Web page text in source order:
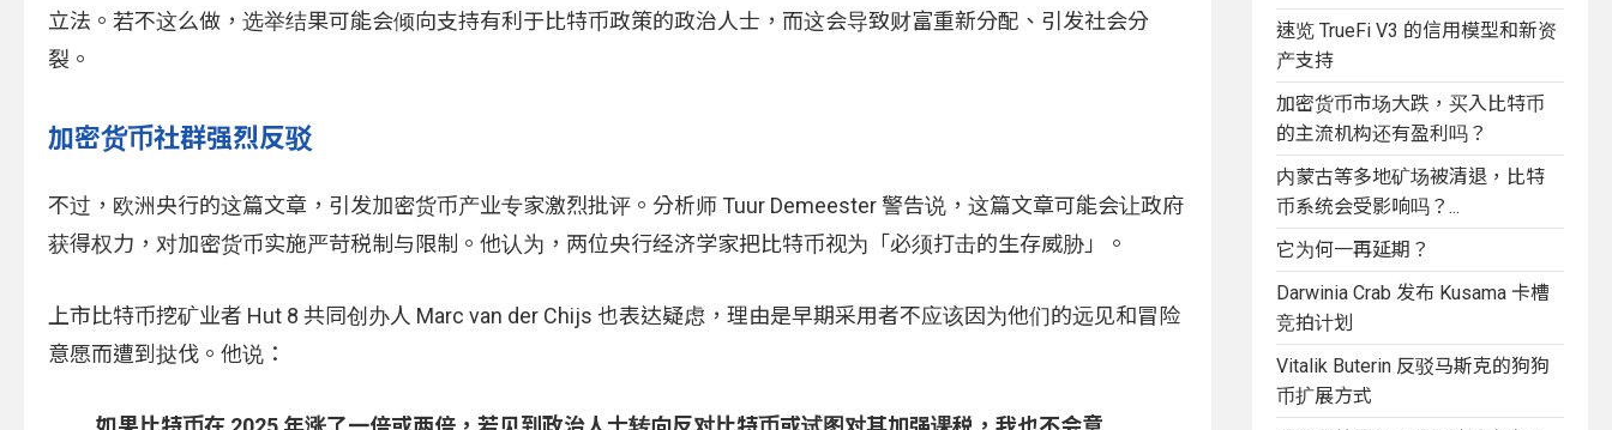
立法。若不这么做，选举结果可能会倾向支持有利于比特币政策的政治人士，而这会导致财富重新分配、引发社会分
裂。
加密货币社群强烈反驳
不过，欧洲央行的这篇文章，引发加密货币产业专家激烈批评。分析师 Tuur Demeester 警告说，这篇文章可能会让政府
获得权力，对加密货币实施严苛税制与限制。他认为，两位央行经济学家把比特币视为「必须打击的生存威胁」。
上市比特币挖矿业者 Hut 8 共同创办人 Marc van der Chijs 也表达疑虑，理由是早期采用者不应该因为他们的远见和冒险
意愿而遭到挞伐。他说：
速览 TrueFi V3 的信用模型和新资
产支持
加密货币市场大跌，买入比特币
的主流机构还有盈利吗？
内蒙古等多地矿场被清退，比特
币系统会受影响吗？...
它为何一再延期？
Darwinia Crab 发布 Kusama 卡槽
竞拍计划
Vitalik Buterin 反驳马斯克的狗狗
币扩展方式